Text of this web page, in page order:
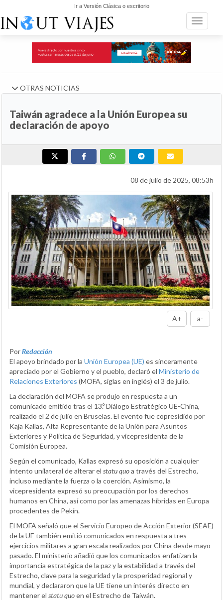
Ir a Versión Clásica o escritorio
Toggle
OTRAS NOTICIAS
Taiwán agradece a la Unión Europea su
declaración de apoyo
08 de julio de 2025, 08:53h
A+ a-
PorRedacción
El apoyo brindado por la Unión Europea (UE) es sinceramente
apreciado por el Gobierno y el pueblo, declaró el Ministerio de
Relaciones Exteriores (MOFA, siglas en inglés) el 3 de julio.
La declaración del MOFA se produjo en respuesta a un
comunicado emitido tras el 13.º Diálogo Estratégico UE-China,
realizado el 2 de julio en Bruselas. El evento fue copresidido por
Kaja Kallas, Alta Representante de la Unión para Asuntos
Exteriores y Política de Seguridad, y vicepresidenta de la
Comisión Europea.
Según el comunicado, Kallas expresó su oposición a cualquier
intento unilateral de alterar el statu quoa través del Estrecho,
incluso mediante la fuerza o la coerción. Asimismo, la
vicepresidenta expresó su preocupación por los derechos
humanos en China, así como por las amenazas híbridas en Europa
procedentes de Pekín.
El MOFA señaló que el Servicio Europeo de Acción Exterior (SEAE)
de la UE también emitió comunicados en respuesta a tres
ejercicios militares a gran escala realizados por China desde mayo
pasado. El ministerio añadió que los comunicados enfatizan la
importancia estratégica de la paz y la estabilidad a través del
Estrecho, clave para la seguridad y la prosperidad regional y
mundial, y declararon que la UE tiene un interés directo en
mantener el statu quoen el Estrecho de Taiwán.